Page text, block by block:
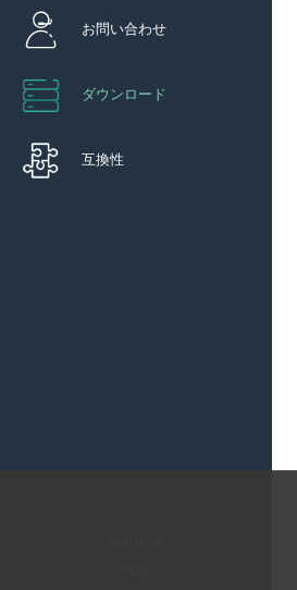
お問い合わせ
ダウンロード
互換性